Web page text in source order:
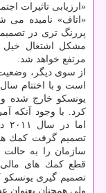
«ارزیابی تاثیرات
«اتاف» نامیده می
پررنگ تری در
مشكل اشتغال خیل
مرتفع خواهد شد.
از سوی دیگر،
یونسكو خارج شده
كرد. با وجود آنكه
تصمیم گرفت كمك
قطع كمك های
تصمیم گیری
ولی همچنان بعنوان